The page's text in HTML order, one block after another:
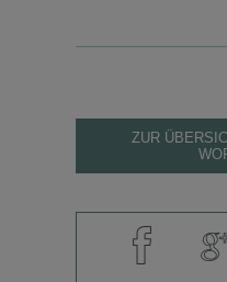
ZUR